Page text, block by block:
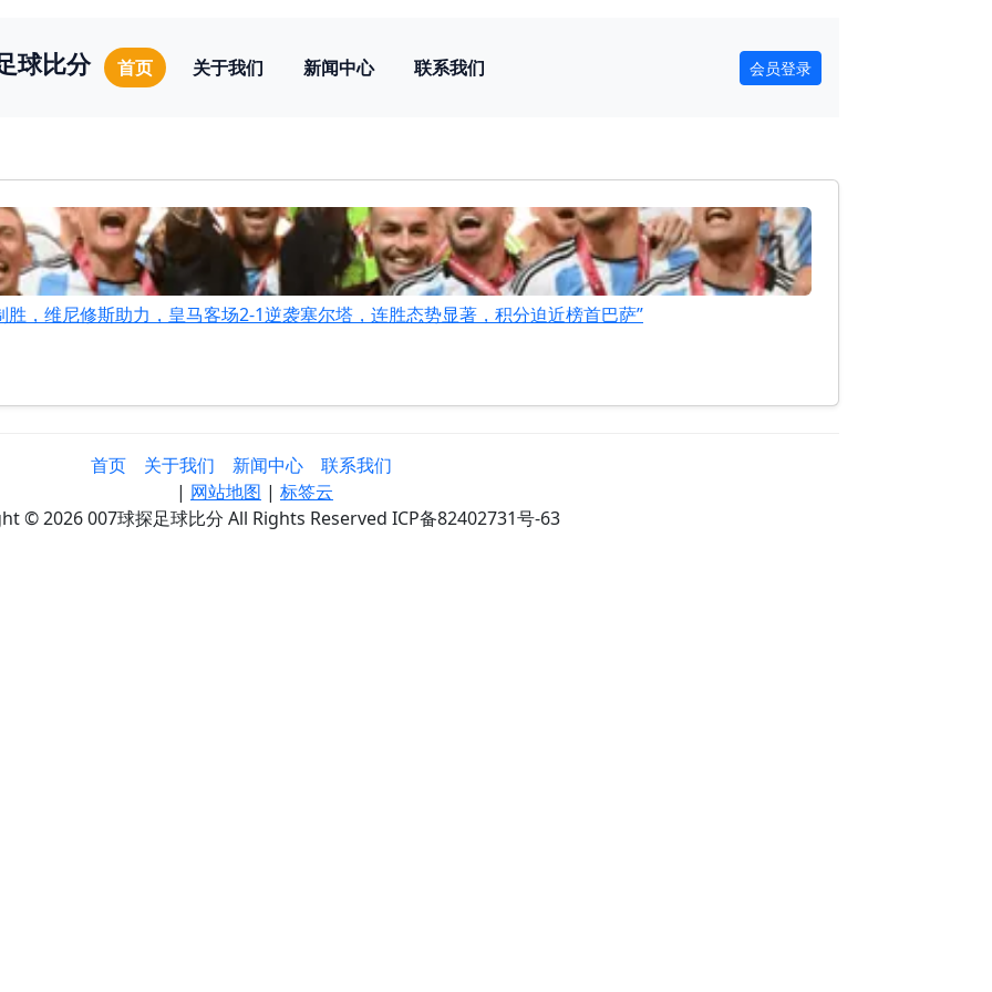
球比分 首页 关于我们 新闻中心 联系我们 会员登录
，维尼修斯助力，皇马客场2-1逆袭塞尔塔，连胜态势显著，积分迫近榜首巴萨”
首页 关于我们 新闻中心
联系我们
| 网站地图 | 标签云
© 2026 007球探足球比分 All Rights Reserved ICP备82402731号-63